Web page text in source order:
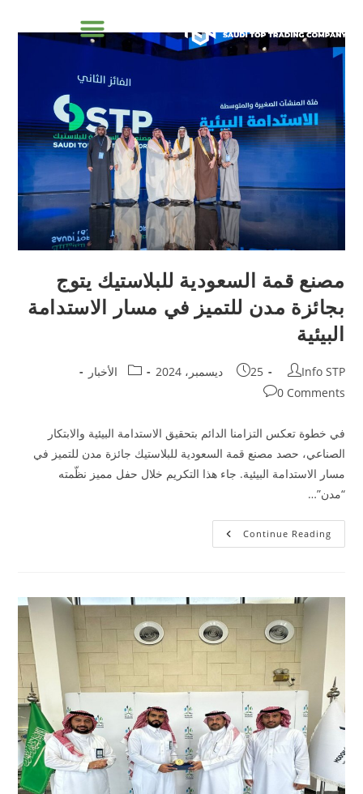
مصنع قمة السعودية للبلاستيك يتوج
بجائزة مدن للتميز في مسار الاستدامة
البيئية
Info STP 25 ديسمبر، 2024
الأخبار
0 Comments
في خطوة تعكس التزامنا الدائم بتحقيق الاستدامة البيئية والابتكار
الصناعي، حصد مصنع قمة السعودية للبلاستيك جائزة مدن للتميز في
مسار الاستدامة البيئية. جاء هذا التكريم خلال حفل مميز نظّمته
“مدن”…
Continue Reading